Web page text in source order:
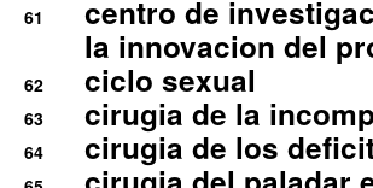
61
centro de
la innovacion del
62 ciclo sexual
63 cirugia de la
64 cirugia de los